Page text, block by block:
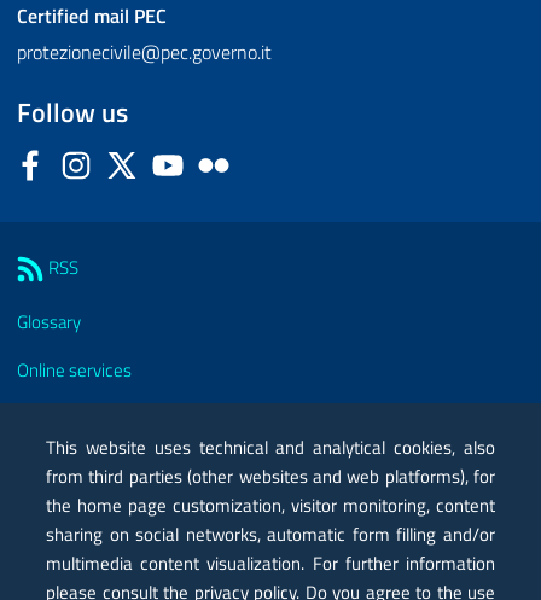
Certified mail PEC
protezionecivile@pec.governo.it
Follow us
FacebookInstagram
Twitter YouTube
RSS
Glossary
Online services
Certified mail PEC
Privacy
Legal notes
This website uses technical and analytical cookies, also
from third parties (other websites and web platforms), for
the home page customization, visitor monitoring, content
sharing on social networks, automatic form filling and/or
multimedia content visualization. For further information
please consult the privacy policy. Do you agree to the use